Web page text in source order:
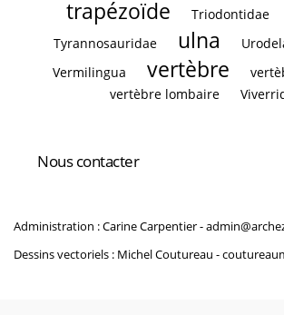
trapézoïde
Triodontidae
Tyrannosauridae
ulna
Vermilingua
vertèbre
vertèbre lombaire
Nous contacter
Administration : Carine Carpentier -
Dessins vectoriels : Michel Coutureau -